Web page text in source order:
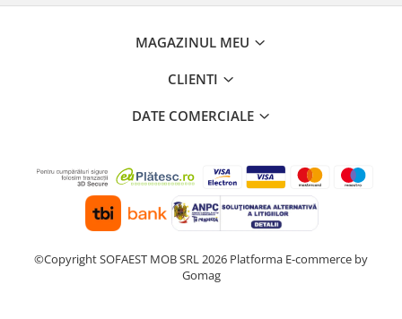
MAGAZINUL MEU
CLIENTI
DATE COMERCIALE
©Copyright SOFAEST MOB SRL 2026 Platforma E-commerce by
Gomag